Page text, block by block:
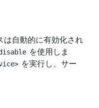
は自動的に有効化され
を使用しま
を実行し、サー